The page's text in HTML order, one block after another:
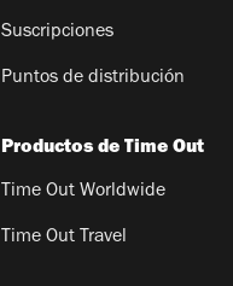
Suscripciones
Puntos de distribución
Productos de Time Out
Time Out Worldwide
Time Out Travel